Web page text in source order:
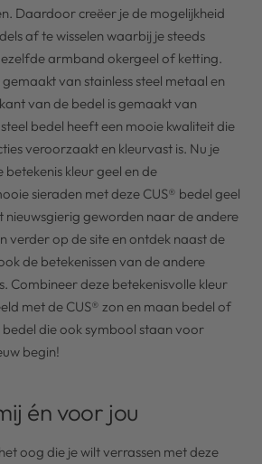
Daardoor creëer je de mogelijkheid
af te wisselen waarbij je steeds
armband okergeel of ketting.
gemaakt van stainless steel metaal en
van de bedel is gemaakt van
bedel heeft een mooie kwaliteit die
veroorzaakt en kleurvast is. Nu je
kleur geel en de
sieraden met deze CUS® bedel geel
nieuwsgierig geworden naar de andere
verder op de site en ontdek naast de
de betekenissen van de andere
Combineer deze betekenisvolle kleur
met de CUS® zon en maan bedel of
die ook symbool staan voor
begin!
én voor jou
oog die je wilt verrassen met deze